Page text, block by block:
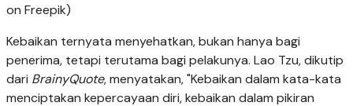
on Freepik)
Kebaikan ternyata menyehatkan, bukan hanya bagi
penerima, tetapi terutama bagi pelakunya. Lao Tzu, dikutip
dari BrainyQuote, menyatakan, "Kebaikan dalam kata-kata
menciptakan kepercayaan diri, kebaikan dalam pikiran